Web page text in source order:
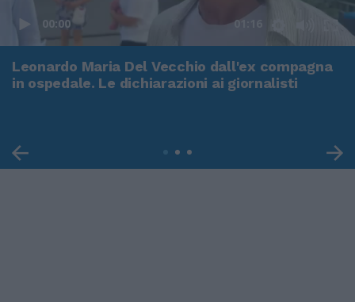
00:00 01:16
Leonardo Maria Del Vecchio dall'ex compagna
in ospedale. Le dichiarazioni ai giornalisti